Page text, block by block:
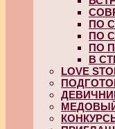
ПО
ПО
ПО
В
LOVE